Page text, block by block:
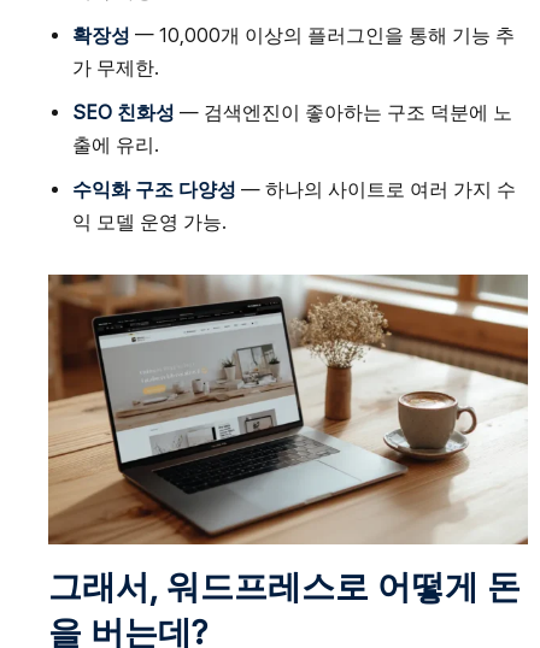
확장성 — 10,000개 이상의 플러그인을 통해 기능 추
가 무제한.
SEO 친화성 — 검색엔진이 좋아하는 구조 덕분에 노
출에 유리.
수익화 구조 다양성 — 하나의 사이트로 여러 가지 수
익 모델 운영 가능.
그래서, 워드프레스로 어떻게 돈
을 버는데?